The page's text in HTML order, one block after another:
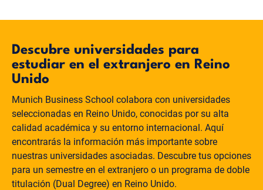
Descubre universidades para
estudiar en el extranjero en Reino
Unido
Munich Business School colabora con universidades
seleccionadas en Reino Unido, conocidas por su alta
calidad académica y su entorno internacional. Aquí
encontrarás la información más importante sobre
nuestras universidades asociadas. Descubre tus opciones
para un semestre en el extranjero o un programa de doble
titulación (Dual Degree) en Reino Unido.